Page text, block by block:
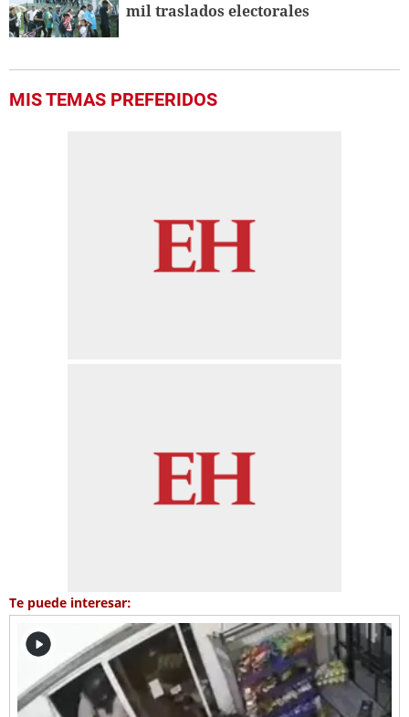
mil traslados electorales
MIS TEMAS PREFERIDOS
Te puede interesar: